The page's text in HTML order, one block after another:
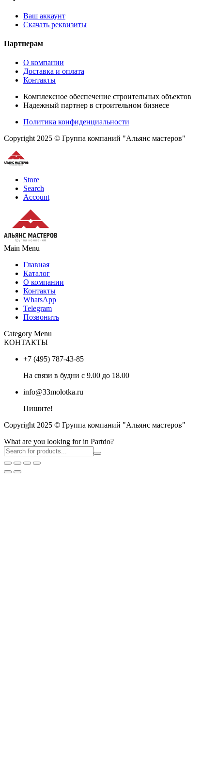
Ваш аккаунт
Скачать реквизиты
Партнерам
О компании
Доставка и оплата
Контакты
Комплексное обеспечение строительных объектов
Надежный партнер в строительном бизнесе
Политика конфиденциальности
Copyright 2025 © Группа компаний "Альянс мастеров"
Store
Search
Account
Main Menu
Главная
Каталог
О компании
Контакты
WhatsApp
Telegram
Позвонить
Category Menu
КОНТАКТЫ
+7 (495) 787-43-85
На связи в будни с 9.00 до 18.00
info@33molotka.ru
Пишите!
Copyright 2025 © Группа компаний "Альянс мастеров"
What are you looking for in Partdo?